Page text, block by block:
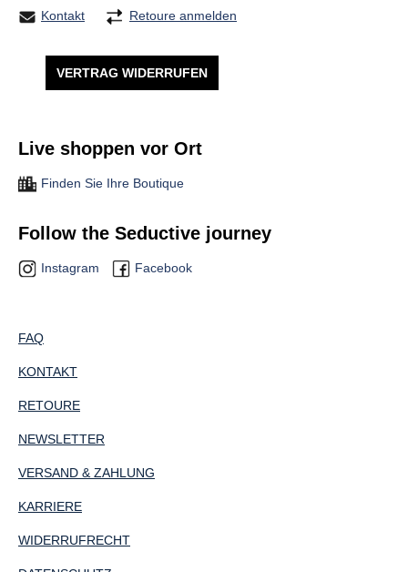
Kontakt Retoure anmelden
VERTRAG WIDERRUFEN
Live shoppen vor Ort
Finden Sie Ihre Boutique
Follow the Seductive journey
Instagram Facebook
FAQ
KONTAKT
RETOURE
NEWSLETTER
VERSAND & ZAHLUNG
KARRIERE
WIDERRUFRECHT